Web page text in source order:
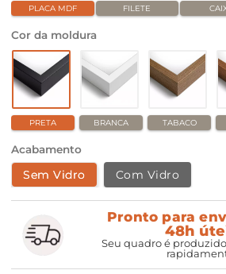
PLACA MDF FILETE
Cor da moldura
PRETA BRANCA TABACO
Acabamento
Sem Vidro Com Vidro
Pronto para
48h
Seu quadro é